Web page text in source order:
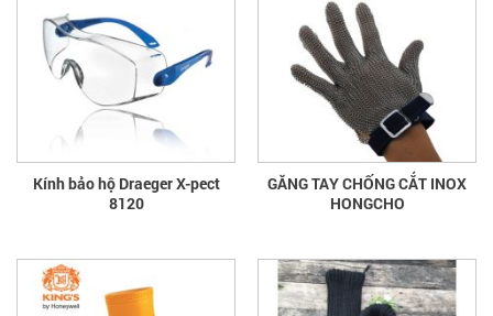
Kính bảo hộ Draeger X-pect
8120
GĂNG TAY CHỐNG CẮT INOX
HONGCHO